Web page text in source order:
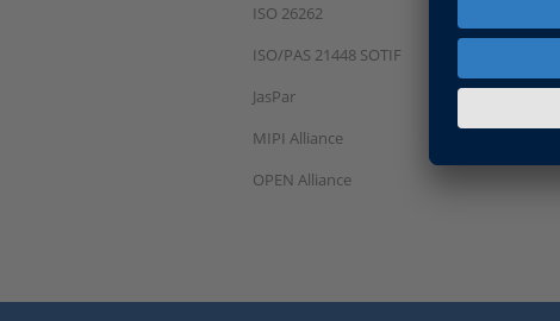
ISO 26262
ISO/PAS 21448 SOTIF
JasPar
MIPI Alliance
OPEN Alliance